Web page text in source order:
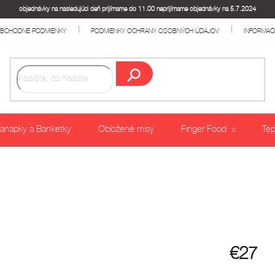
objednávky na nasledujúci deň prijímame do 11.00 neprijímame objednávky na 5.7.2024
PODMIENKY PODMIENKY OCHRANY OSOBNÝCH ÚDAJOV
Hľadať
a Banketky Obložené misy Finger Food
€27